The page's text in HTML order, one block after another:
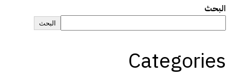
البحث
البحث
Categories